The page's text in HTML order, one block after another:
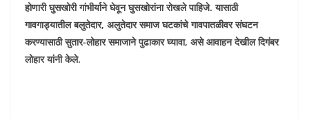
होणारी घुसखोरी गांभीर्याने घेवून घुसखोरांना रोखले पाहिजे. यासाठी
गावगाड्यातील बलुतेदार, अलुतेदार समाज घटकांचे गावपातळीवर संघटन
करण्यासाठी सुतार-लोहार समाजाने पुढाकार घ्यावा, असे आवाहन देखील दिगंबर
लोहार यांनी केले.